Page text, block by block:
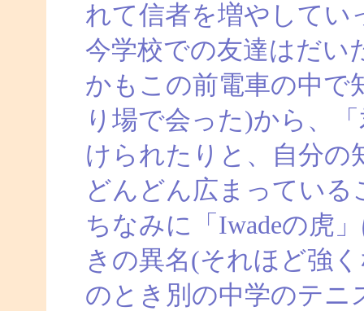
れて信者を増やしてい
今学校での友達はだい
かもこの前電車の中で
り場で会った)から、
けられたりと、自分の
どんどん広まってい
ちなみに「Iwadeの虎
きの異名(それほど強
のとき別の中学のテニ